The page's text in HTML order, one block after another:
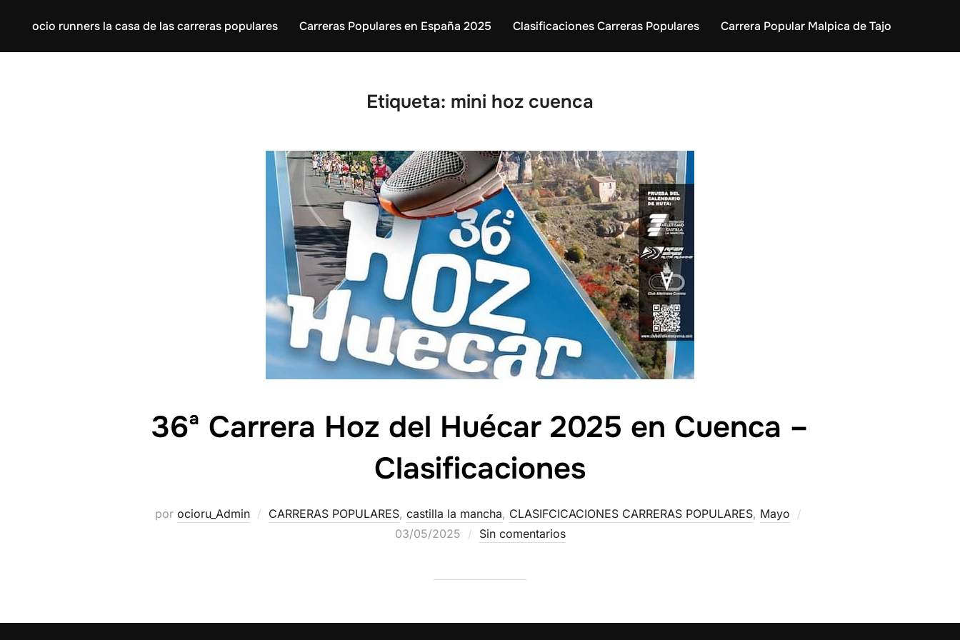
ocio runners la casa de las carreras populares Carreras Populares en España 2025 Clasificaciones Carreras Populares Carrera Popular Malpica de Tajo
Etiqueta: mini hoz cuenca
36ª Carrera Hoz del Huécar 2025 en Cuenca –
Clasificaciones
por ocioru_Admin CARRERAS POPULARES, castilla la mancha, CLASIFCICACIONES CARRERAS POPULARES, Mayo
03/05/2025
Sin comentarios